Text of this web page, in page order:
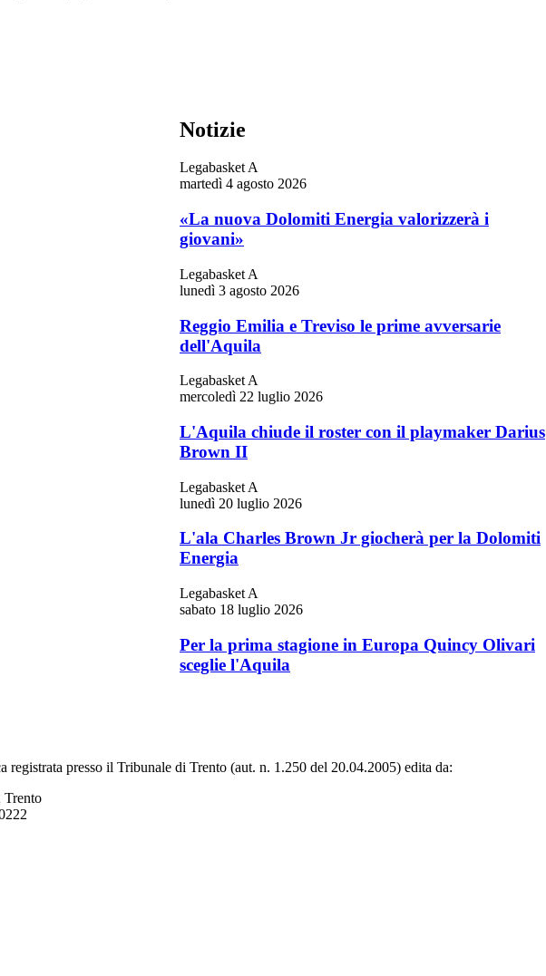
Notizie
Legabasket A
martedì 4 agosto 2026
«La nuova Dolomiti Energia valorizzerà i
giovani»
Legabasket A
lunedì 3 agosto 2026
Reggio Emilia e Treviso le prime avversarie
dell'Aquila
Legabasket A
mercoledì 22 luglio 2026
L'Aquila chiude il roster con il playmaker Darius
Brown II
Legabasket A
lunedì 20 luglio 2026
L'ala Charles Brown Jr giocherà per la Dolomiti
Energia
Legabasket A
sabato 18 luglio 2026
Per la prima stagione in Europa Quincy Olivari
sceglie l'Aquila
registrata presso il Tribunale di Trento (aut. n. 1.250 del 20.04.2005) edita da:
Trento